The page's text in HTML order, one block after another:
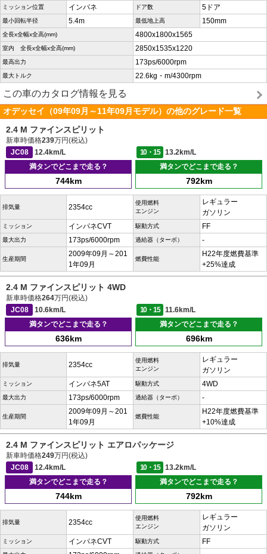
ミッション位置 インパネ ドア数 5ドア
最小回転半径 5.4m 最低地上高 150mm
全長x全幅x全高(mm) 4800x1800x1565
室内 全長x全幅x全高(mm) 2850x1535x1220
最高出力 173ps/6000rpm
最大トルク 22.6kg・m/4300rpm
この車のカタログ情報を見る
オデッセイ（09年09月～11年09月モデル）の他のグレード一覧
2.4 M ファインスピリット
新車時価格239万円(税込)
JC08
12.4km/L 10・15
13.2km/L
満タンでどこまで走る？
744km
満タンでどこまで走る？
792km
排気量 2354cc
使用燃料
エンジン
レギュラー
ガソリン
ミッション インパネCVT 駆動方式 FF
最大出力 173ps/6000rpm 過給器（ターボ） -
生産期間
2009年09月～201
1年09月
燃費性能
H22年度燃費基準
+25%達成
2.4 M ファインスピリット 4WD
新車時価格264万円(税込)
JC08
10.6km/L 10・15
11.6km/L
満タンでどこまで走る？
636km
満タンでどこまで走る？
696km
排気量 2354cc
使用燃料
エンジン
レギュラー
ガソリン
ミッション インパネ5AT 駆動方式 4WD
最大出力 173ps/6000rpm 過給器（ターボ） -
生産期間
2009年09月～201
1年09月
燃費性能
H22年度燃費基準
+10%達成
2.4 M ファインスピリット エアロパッケージ
新車時価格249万円(税込)
JC08
12.4km/L 10・15
13.2km/L
満タンでどこまで走る？
744km
満タンでどこまで走る？
792km
排気量 2354cc
使用燃料
エンジン
レギュラー
ガソリン
ミッション インパネCVT 駆動方式 FF